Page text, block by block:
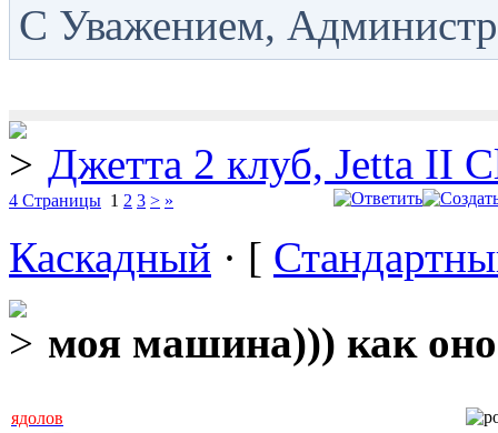
С Уважением,
Джетта 2 клуб, Jetta II
4 Страницы 1 2 3 > »
Каскадный · [
моя машина))) как оно
ядолов